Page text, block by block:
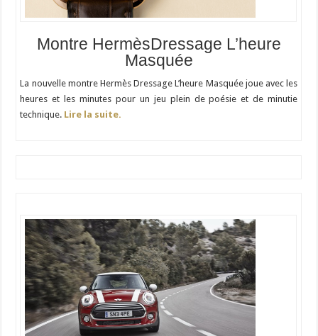
Montre HermèsDressage L’heure
Masquée
La nouvelle montre Hermès Dressage L’heure Masquée joue avec les
heures et les minutes pour un jeu plein de poésie et de minutie
technique. Lire la suite.